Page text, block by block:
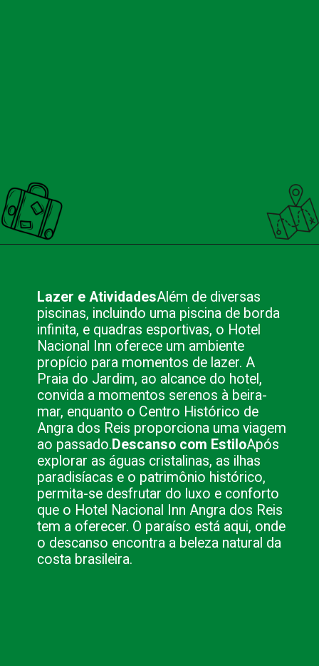
Lazer e AtividadesAlém de diversas
piscinas, incluindo uma piscina de borda
infinita, e quadras esportivas, o Hotel
Nacional Inn oferece um ambiente
propício para momentos de lazer. A
Praia do Jardim, ao alcance do hotel,
convida a momentos serenos à beira-
mar, enquanto o Centro Histórico de
Angra dos Reis proporciona uma viagem
ao passado.Descanso com EstiloApós
explorar as águas cristalinas, as ilhas
paradisíacas e o patrimônio histórico,
permita-se desfrutar do luxo e conforto
que o Hotel Nacional Inn Angra dos Reis
tem a oferecer. O paraíso está aqui, onde
o descanso encontra a beleza natural da
costa brasileira.